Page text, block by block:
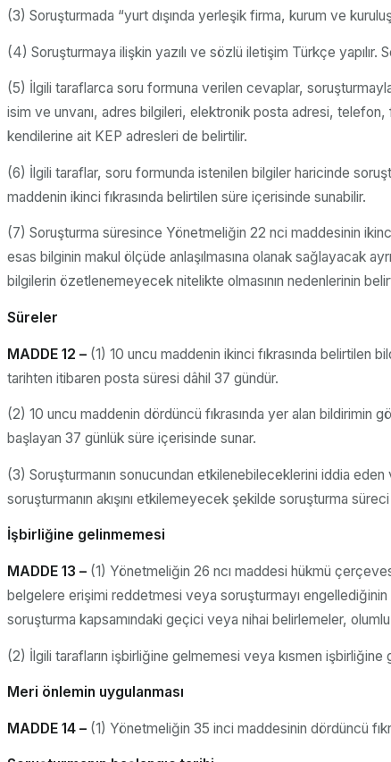
(3) Soruşturmada “yurt dışında yerleşik firma, kurum ve
(4) Soruşturmaya ilişkin yazılı ve sözlü iletişim Türkçe
(5) İlgili taraflarca soru formuna verilen cevaplar,
isim ve unvanı, adres bilgileri, elektronik posta adresi, telefon,
kendilerine ait KEP adresleri de belirtilir.
(6) İlgili taraflar, soru formunda istenilen bilgiler haricinde
maddenin ikinci fıkrasında belirtilen süre içerisinde sunabilir.
(7) Soruşturma süresince Yönetmeliğin 22 nci maddesinin
esas bilginin makul ölçüde anlaşılmasına olanak sağlayacak
bilgilerin özetlenemeyecek nitelikte olmasının nedenlerinin
Süreler
MADDE 12 – (1) 10 uncu maddenin ikinci fıkrasında belirtilen
tarihten itibaren posta süresi dâhil 37 gündür.
(2) 10 uncu maddenin dördüncü fıkrasında yer alan bildirimin
başlayan 37 günlük süre içerisinde sunar.
(3) Soruşturmanın sonucundan etkilenebileceklerini iddia eden
soruşturmanın akışını etkilemeyecek şekilde soruşturma
İşbirliğine gelinmemesi
MADDE 13 – (1) Yönetmeliğin 26 ncı maddesi hükmü
belgelere erişimi reddetmesi veya soruşturmayı engellediğinin
soruşturma kapsamındaki geçici veya nihai belirlemeler,
(2) İlgili tarafların işbirliğine gelmemesi veya kısmen
Meri önlemin uygulanması
MADDE 14 – (1) Yönetmeliğin 35 inci maddesinin dördüncü